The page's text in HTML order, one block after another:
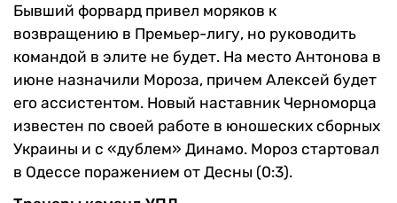
Бывший форвард привел моряков к
возвращению в Премьер-лигу, но руководить
командой в элите не будет. На место Антонова в
июне назначили Мороза, причем Алексей будет
его ассистентом. Новый наставник Черноморца
известен по своей работе в юношеских сборных
Украины и с «дублем» Динамо. Мороз стартовал
в Одессе поражением от Десны (0:3).